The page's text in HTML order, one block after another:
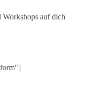
auf dich